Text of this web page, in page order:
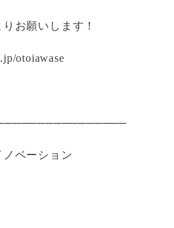
お願いします！
otoiawase
ベーション